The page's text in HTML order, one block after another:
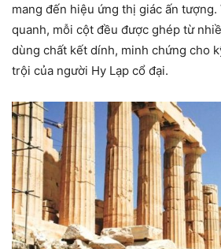
mang đến hiệu ứng thị giác ấn
quanh, mỗi cột đều được ghép từ
dùng chất kết dính, minh chứng cho
trội của người Hy Lạp cổ đại.